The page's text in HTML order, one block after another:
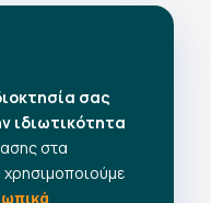
σας
ιδιωτικότητα
στα